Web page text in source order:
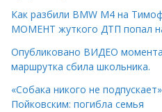
Как разбили BMW M4 на
МОМЕНТ жуткого ДТП попал
Опубликовано ВИДЕО
маршрутка сбила школьника.
«Собака никого не
Пойковским: погибла семья